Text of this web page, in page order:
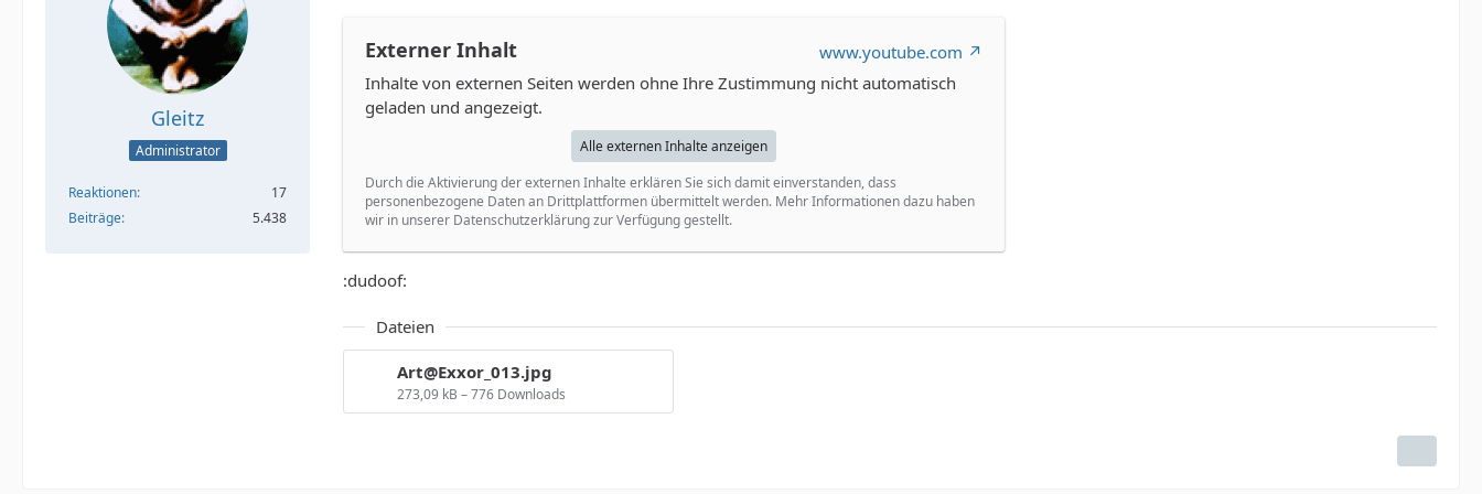
Gleitz
Administrator
Reaktionen
17
Beiträge
5.438
Externer Inhalt
www.youtube.com
Inhalte von externen Seiten werden ohne Ihre Zustimmung nicht automatisch
geladen und angezeigt.
Alle externen Inhalte anzeigen
Durch die Aktivierung der externen Inhalte erklären Sie sich damit einverstanden, dass
personenbezogene Daten an Drittplattformen übermittelt werden. Mehr Informationen dazu haben
wir in unserer Datenschutzerklärung zur Verfügung gestellt.
:dudoof:
Dateien
Art@Exxor_013.jpg
273,09 kB – 776 Downloads